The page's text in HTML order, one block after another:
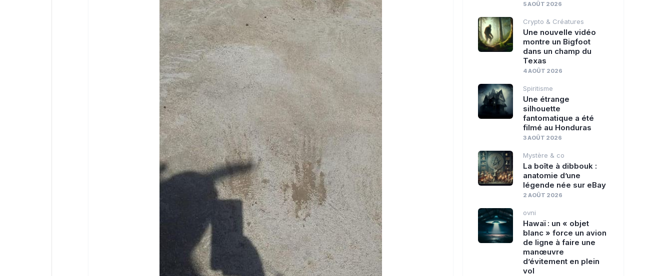
5 AOÛT 2026
Crypto & Créatures
Une nouvelle vidéo
montre un Bigfoot
dans un champ du
Texas
4 AOÛT 2026
Spiritisme
Une étrange
silhouette
fantomatique a été
filmé au Honduras
3 AOÛT 2026
Mystère & co
La boîte à dibbouk :
anatomie d’une
légende née sur eBay
2 AOÛT 2026
ovni
Hawaï : un « objet
blanc » force un avion
de ligne à faire une
manœuvre
d’évitement en plein
vol